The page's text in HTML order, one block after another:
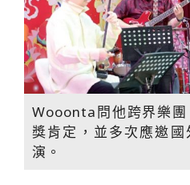
Wooonta問他跨界樂
獎肯定，並多次應邀
演。